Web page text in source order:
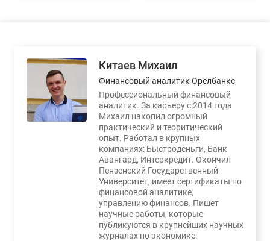
Китаев Михаил
Финансовый аналитик Орелбанкс
Профессиональный финансовый
аналитик. За карьеру с 2014 года
Михаил накопил огромный
практический и теоритический
опыт. Работал в крупных
компаниях: Быстроденьги, Банк
Авангард, Интеркредит. Окончил
Пензенский Государственный
Университет, имеет сертификаты по
финансовой аналитике,
управлению финансов. Пишет
научные работы, которые
публикуются в крупнейших научных
журналах по экономике.